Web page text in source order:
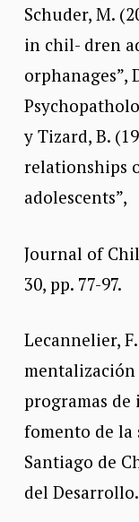
Schuder, M.
in chil- dren
orphanages”,
y Tizard, B.
relationships
adolescents”,
Journal of
30, pp. 77-97.
Lecannelier,
programas
fomento de la
Santiago de
del Desarrollo.